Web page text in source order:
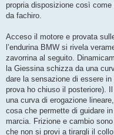
propria disposizione così
da fachiro.
Acceso il motore e provata
l’endurina BMW si rivela
zavorrina al seguito.
la Giessina schizza da una
dare la sensazione di essere
prova ho chiuso il posteriore).
una curva di erogazione
cosa che permette di guidare
marcia. Frizione e cambio
che non si provi a tirargli il